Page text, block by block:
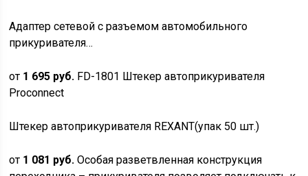
Адаптер сетевой с разъемом автомобильного
прикуривателя…
от 1 695 руб. FD-1801 Штекер автоприкуривателя
Proconnect
Штекер автоприкуривателя REXANT(упак 50 шт.)
от 1 081 руб. Особая разветвленная конструкция